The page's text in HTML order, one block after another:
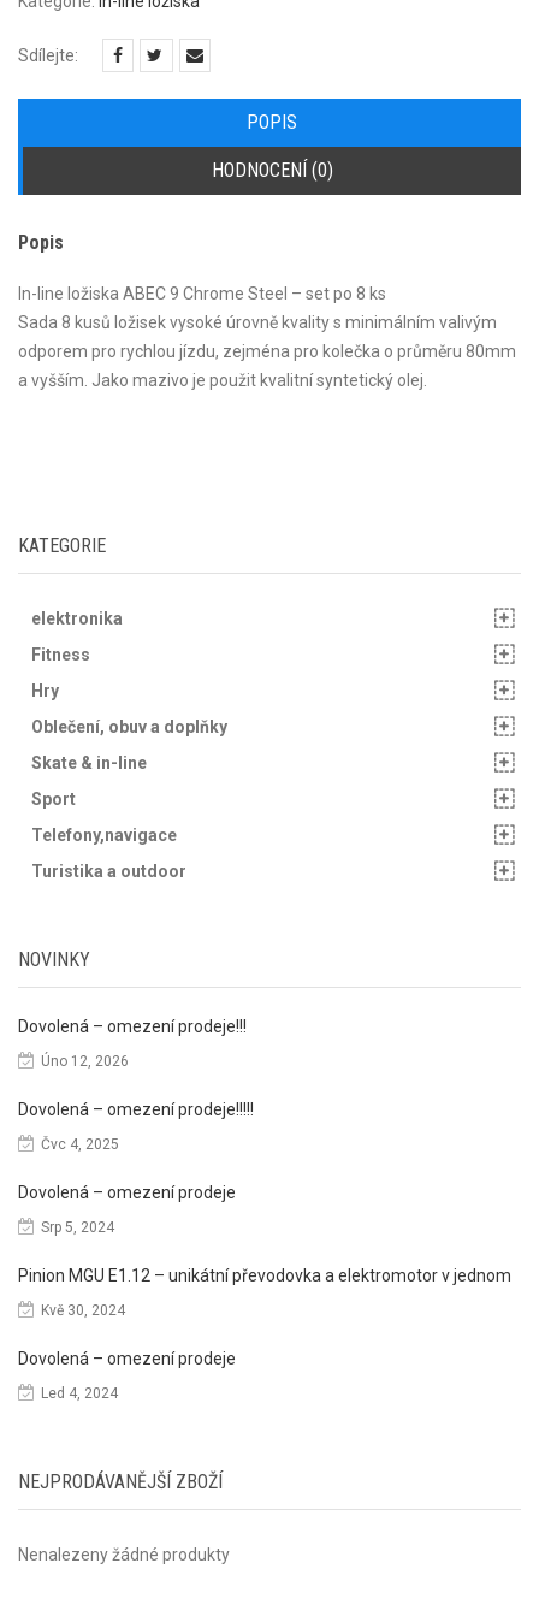
množství
Sdílejte:
POPIS
HODNOCENÍ (0)
Popis
In-line ložiska ABEC 9 Chrome Steel – set po 8 ks
Sada 8 kusů ložisek vysoké úrovně kvality s minimálním valivým
odporem pro rychlou jízdu, zejména pro kolečka o průměru 80mm
a vyšším. Jako mazivo je použit kvalitní syntetický olej.
KATEGORIE
elektronika
Fitness
Hry
Oblečení, obuv a doplňky
Skate & in-line
Sport
Telefony,navigace
Turistika a outdoor
NOVINKY
Dovolená – omezení prodeje!!!
Úno 12, 2026
Dovolená – omezení prodeje!!!!!
Čvc 4, 2025
Dovolená – omezení prodeje
Srp 5, 2024
Pinion MGU E1.12 – unikátní převodovka a elektromotor v jednom
Kvě 30, 2024
Dovolená – omezení prodeje
Led 4, 2024
NEJPRODÁVANĚJŠÍ ZBOŽÍ
Nenalezeny žádné produkty